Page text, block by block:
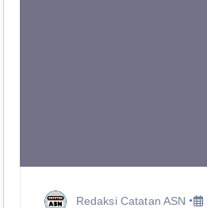
Redaksi Catatan ASN